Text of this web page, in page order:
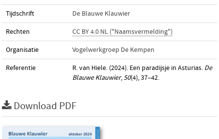
Tijdschrift De Blauwe Klauwier
Rechten CC BY 4.0 NL ("Naamsvermelding")
Organisatie Vogelwerkgroep De Kempen
Referentie R. van Hiele. (2024). Een paradijsje in Asturias. De
Blauwe Klauwier,50(4), 37–42.
Download PDF